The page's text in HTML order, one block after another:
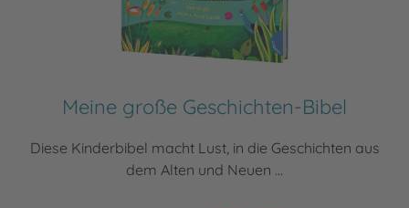
Meine große Geschichten-Bibel
Diese Kinderbibel macht Lust, in die Geschichten aus
dem Alten und Neuen ...